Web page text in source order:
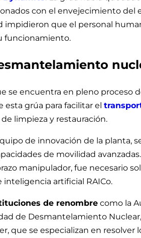
con el envejecimiento del
impidieron que el personal
funcionamiento.
se encuentra en pleno proceso
grúa para facilitar el
limpieza y restauración.
de innovación de la planta,
de movilidad
manipulador, fue necesario
artificial RAICo.
de renombre como la
de Desmantelamiento
que se especializan en resolver